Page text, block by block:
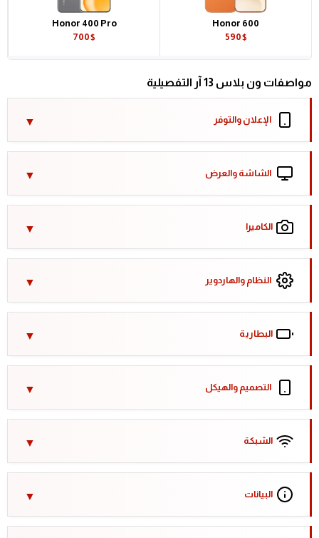
Honor 600
590$
Honor 400 Pro
700$
مواصفات ون بلاس 13 آر التفصيلية
الإعلان والتوفر
الشاشة والعرض
الكاميرا
النظام والهاردوير
البطارية
التصميم والهيكل
الشبكة
البيانات